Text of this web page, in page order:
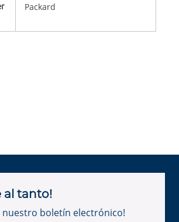
Packard
al tanto!
nuestro boletín electrónico!